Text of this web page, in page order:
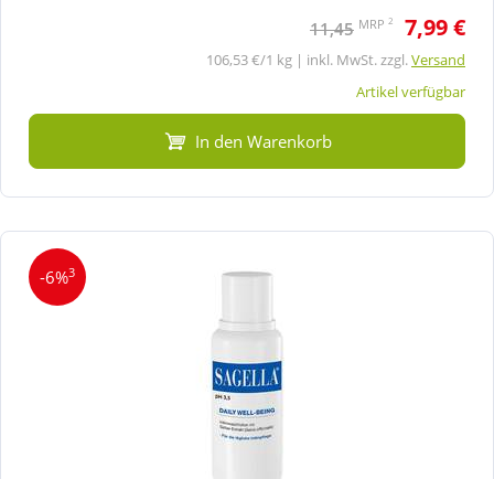
11,45 MRP 2 7,99 €
106,53 €/1 kg | inkl. MwSt. zzgl.Versand
Artikel verfügbar
In den Warenkorb
-6%3